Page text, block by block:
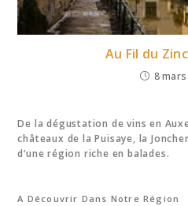
Au Fil du
8
De la dégustation de vins en
châteaux de la Puisaye, la
d’une région riche en balades.
A Découvrir Dans Notre Région